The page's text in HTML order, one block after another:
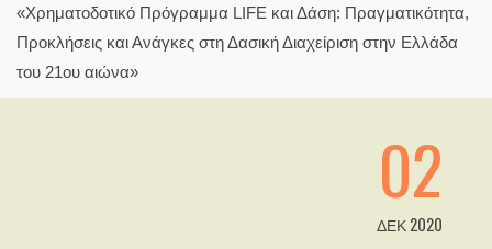
«Χρηματοδοτικό Πρόγραμμα LIFE και Δάση: Πραγματικότητα,
Προκλήσεις και Ανάγκες στη Δασική Διαχείριση στην Ελλάδα
του 21ου αιώνα»
02
ΔΕΚ 2020